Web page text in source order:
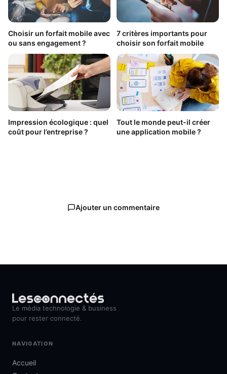
Choisir un forfait mobile avec
ou sans engagement ?
7 critères importants pour
choisir son forfait mobile
Impression écologique : quel
coût pour l’entreprise ?
Tout le monde peut-il créer
une application mobile ?
Ajouter un commentaire
Le média technologie & business
pour rester connecté.
NAVIGATION
Accueil